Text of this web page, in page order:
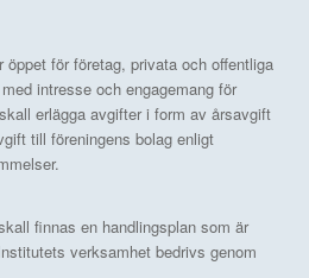
för företag, privata och offentliga
intresse och engagemang för
erlägga avgifter i form av årsavgift
till föreningens bolag enligt
finnas en handlingsplan som är
verksamhet bedrivs genom